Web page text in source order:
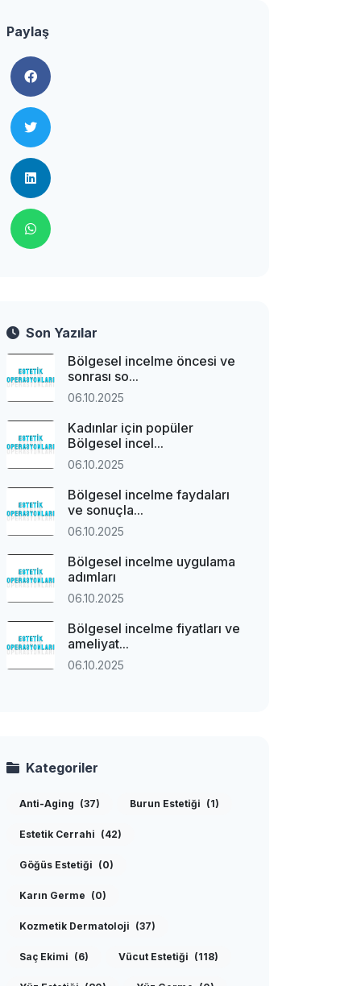
Paylaş
Son Yazılar
Bölgesel incelme öncesi ve
sonrası so...
06.10.2025
Kadınlar için popüler
Bölgesel incel...
06.10.2025
Bölgesel incelme faydaları
ve sonuçla...
06.10.2025
Bölgesel incelme uygulama
adımları
06.10.2025
Bölgesel incelme fiyatları ve
ameliyat...
06.10.2025
Kategoriler
Anti-Aging (37) Burun Estetiği (1)
Estetik Cerrahi (42)
Göğüs Estetiği (0)
Karın Germe (0)
Kozmetik Dermatoloji (37)
Saç Ekimi (6) Vücut Estetiği (118)